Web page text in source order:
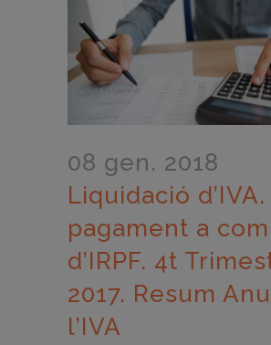
08 gen. 2018
Liquidació d’IVA.
pagament a
d’IRPF. 4t
2017. Resum
l’IVA